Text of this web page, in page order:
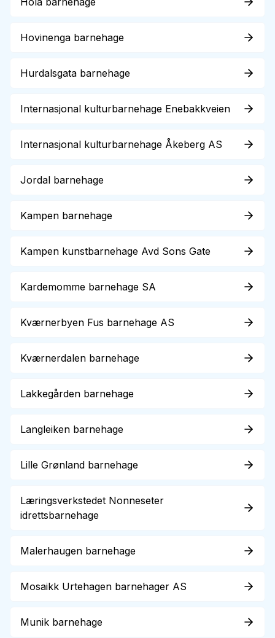
Hovinenga barnehage
Hurdalsgata barnehage
Internasjonal kulturbarnehage Enebakkveien
Internasjonal kulturbarnehage Åkeberg AS
Jordal barnehage
Kampen barnehage
Kampen kunstbarnehage Avd Sons Gate
Kardemomme barnehage SA
Kværnerbyen Fus barnehage AS
Kværnerdalen barnehage
Lakkegården barnehage
Langleiken barnehage
Lille Grønland barnehage
Læringsverkstedet Nonneseter
idrettsbarnehage
Malerhaugen barnehage
Mosaikk Urtehagen barnehager AS
Munik barnehage